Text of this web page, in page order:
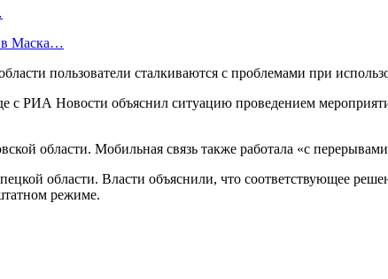
Маска…
пользователи сталкиваются с проблемами при
с РИА Новости объяснил ситуацию проведением
области. Мобильная связь также работала «с
области. Власти объяснили, что соответствующее
режиме.